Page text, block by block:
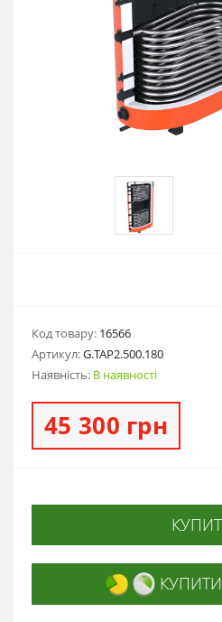
Код товару: 16566
Артикул:G.ТАP2.500.180
Наявність: В наявності
45 300 грн